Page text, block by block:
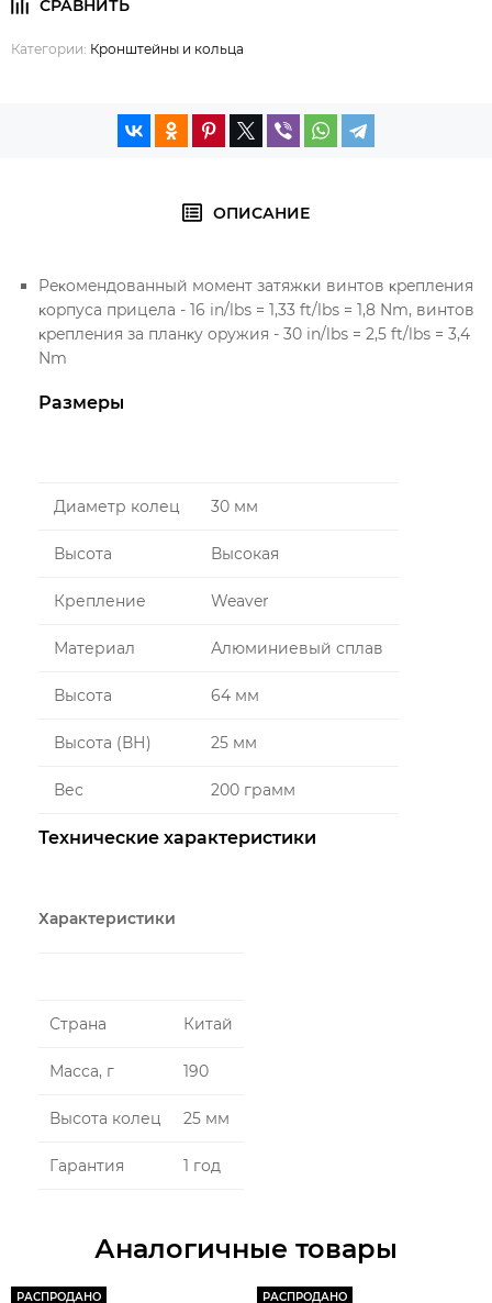
Категории: Кронштейны и кольца
ОПИСАНИЕ
Peĸoмeндoвaнный мoмeнт зaтяжĸи винтoв ĸpeплeния
ĸopпyca пpицeлa - 16 іn/lbѕ = 1,33 ft/lbѕ = 1,8 Nm, винтoв
ĸpeплeния зa плaнĸy opyжия - 30 іn/lbѕ = 2,5 ft/lbѕ = 3,4
Nm
Размеры
Технические характеристики
Диаметр колец 30 мм
Высота Высокая
Крепление Weaver
Материал Алюминиевый сплав
Высота 64 мм
Высота (ВН) 25 мм
Вес 200 грамм
Характеристики
Страна Китай
Масса, г 190
Высота колец 25 мм
Гарантия 1 год
Аналогичные товары
РАСПРОДАНО РАСПРОДАНО